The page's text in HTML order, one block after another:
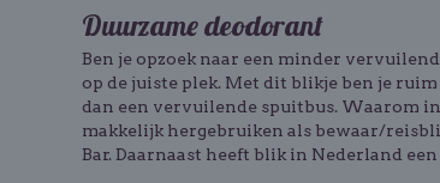
Duurzame deodorant
Ben je opzoek naar een minder
op de juiste plek. Met dit blikje ben je
dan een vervuilende spuitbus. Waarom in
makkelijk hergebruiken als bewaar/
Bar. Daarnaast heeft blik in Nederland